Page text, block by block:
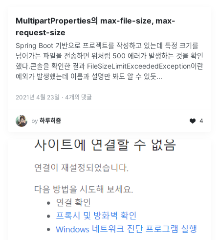
MultipartProperties의 max-file-size, max-
request-size
Spring Boot 기반으로 프로젝트를 작성하고 있는데 특정 크기를
넘어가는 파일을 전송하면 위처럼 500 에러가 발생하는 것을 확인
했다.콘솔을 확인한 결과 FileSizeLimitExceededException이란
예외가 발생했는데 이름과 설명만 봐도 알 수 있듯...
2021년 4월 23일 · 4개의 댓글
by 하루히즘 4